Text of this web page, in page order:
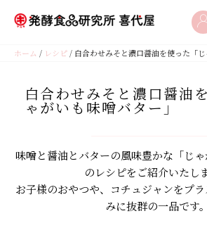
ン
キ
プ
ホーム / レシピ / 白合わせみそと濃口醤油を使った「じ
白合わせみそと濃口醤油
ゃがいも味噌バター」
味噌と醤油とバターの風味豊かな「じゃ
のレシピをご紹介いたしま
お子様のおやつや、コチュジャンをプ
みに抜群の一品です。